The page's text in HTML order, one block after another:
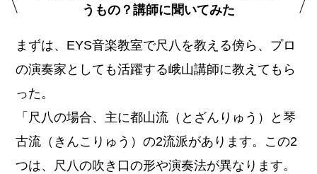
うもの？講師に聞いてみた
まずは、EYS音楽教室で尺八を教える傍ら、プロ
の演奏家としても活躍する峨山講師に教えてもら
った。
「尺八の場合、主に都山流（とざんりゅう）と琴
古流（きんこりゅう）の2流派があります。この2
つは、尺八の吹き口の形や演奏法が異なります。